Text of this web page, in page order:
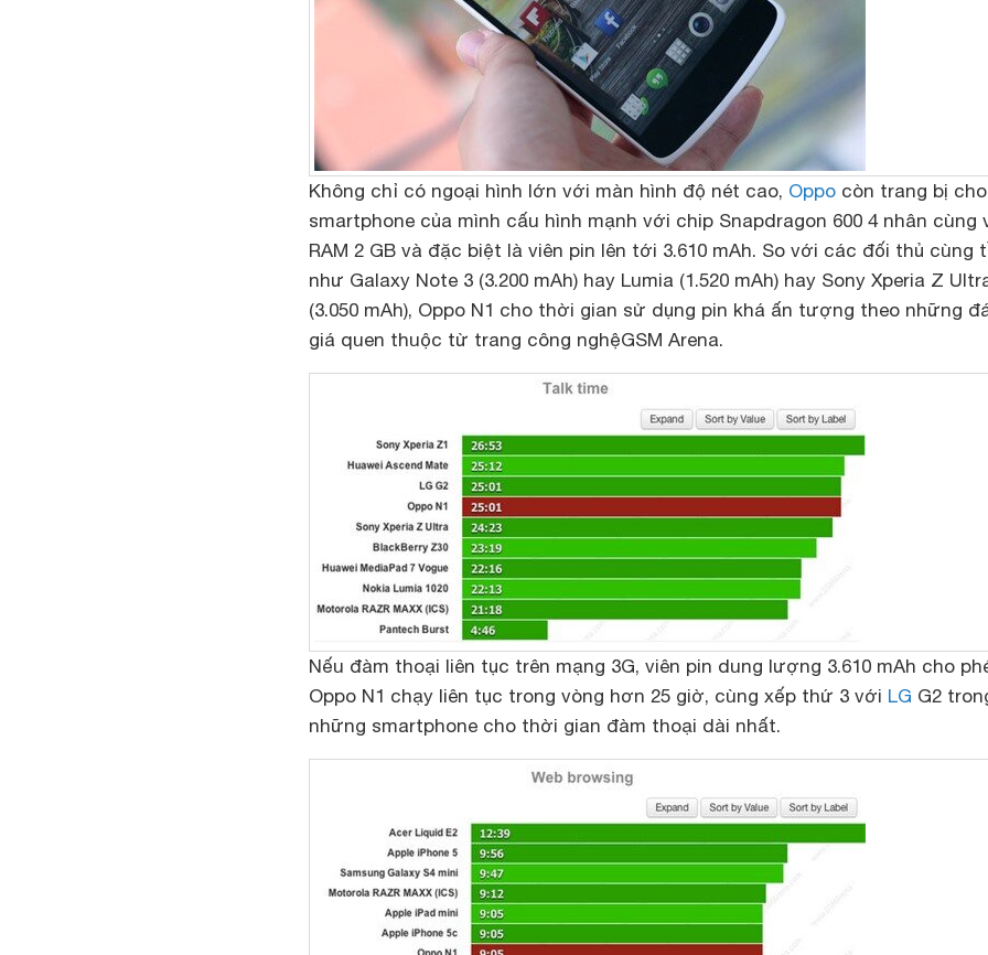
Không chỉ có ngoại hình lớn với màn hình độ nét cao, Oppo còn trang bị
smartphone của mình cấu hình mạnh với chip Snapdragon 600 4 nhân cùng
RAM 2 GB và đặc biệt là viên pin lên tới 3.610 mAh. So với các đối thủ cùng
như Galaxy Note 3 (3.200 mAh) hay Lumia (1.520 mAh) hay Sony Xperia Z
(3.050 mAh), Oppo N1 cho thời gian sử dụng pin khá ấn tượng theo những
giá quen thuộc từ trang công nghệGSM Arena.
Nếu đàm thoại liên tục trên mạng 3G, viên pin dung lượng 3.610 mAh cho
Oppo N1 chạy liên tục trong vòng hơn 25 giờ, cùng xếp thứ 3 với LG G2
những smartphone cho thời gian đàm thoại dài nhất.